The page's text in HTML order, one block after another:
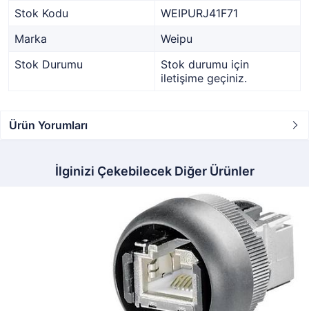
Stok Kodu
WEIPURJ41F71
Marka
Weipu
Stok Durumu
Stok durumu için
iletişime geçiniz.
Ürün Yorumları
İlginizi Çekebilecek Diğer Ürünler